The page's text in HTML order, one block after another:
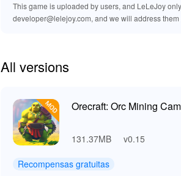
Lelejoy, conocido por su robusta colección
aventura de juego superior y agradable.
This game is uploaded by users, and LeLeJoy
developer@lelejoy.com, and we will address them
All versions
Orecraft: Orc Mining
131.37MB v0.15
Recompensas gratuitas